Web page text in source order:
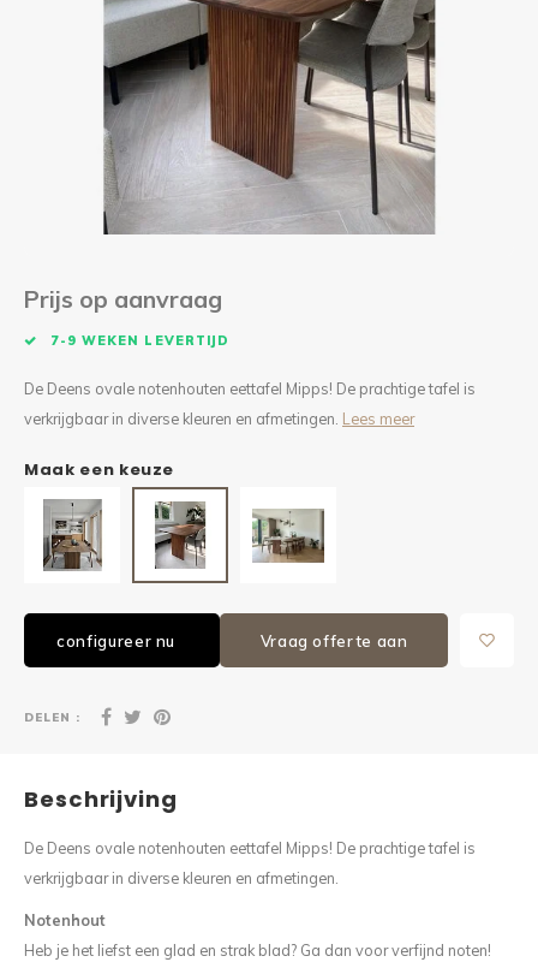
Prijs op aanvraag
7-9 WEKEN LEVERTIJD
De Deens ovale notenhouten eettafel Mipps! De prachtige tafel is
verkrijgbaar in diverse kleuren en afmetingen. Lees meer
Maak een keuze
configureer nu Vraag offerte aan
DELEN :
Beschrijving
De Deens ovale notenhouten eettafel Mipps! De prachtige tafel is
verkrijgbaar in diverse kleuren en afmetingen.
Notenhout
Heb je het liefst een glad en strak blad? Ga dan voor verfijnd noten!